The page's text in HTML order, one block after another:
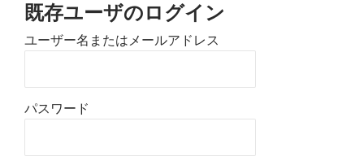
既存ユーザのログイン
ユーザー名またはメールアドレス
パスワード